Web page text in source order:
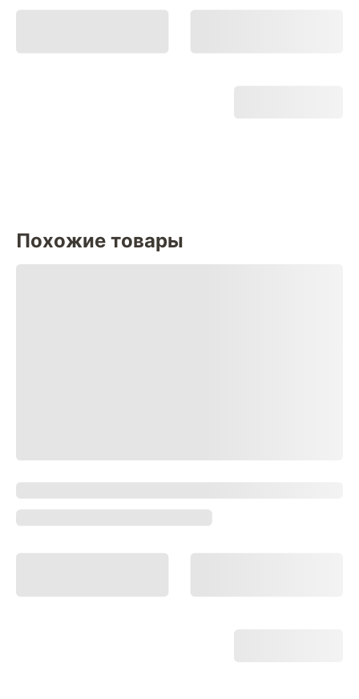
Похожие товары